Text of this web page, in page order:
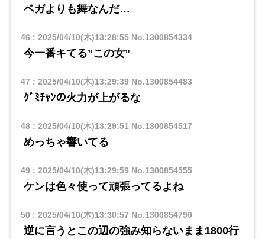
ベガよりも舞なんだ…
46 : 2025/04/10(木)13:28:55No.1300854334
今一番キてる”この女”
47 : 2025/04/10(木)13:29:39No.1300854483
ｸﾞﾐﾁｬﾝの火力が上がるな
48: 2025/04/10(木)13:29:51 No.1300854517
めっちゃ響いてる
49: 2025/04/10(木)13:29:59No.1300854555
ケンは色々使って頑張ってるよね
50 : 2025/04/10(木)13:30:57 No.1300854790
逆に言うとこの辺の強み知らないまま1800行